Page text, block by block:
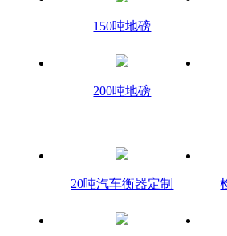
150吨地磅
200吨地磅
20吨汽车衡器定制